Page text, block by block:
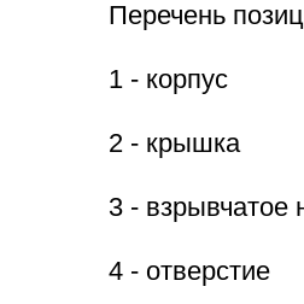
Перечень
1 - корпус
2 - крышка
3 - взрывчатое
4 - отверстие